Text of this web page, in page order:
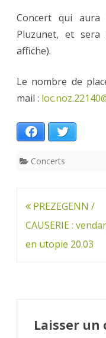
Concert qui
Pluzunet, et
affiche).
Le nombre de
mail :
Facebook
Concerts
Navigation
de
l’article
PREZEGENN /
CAUSERIE :
en utopie 20.03
Laisser